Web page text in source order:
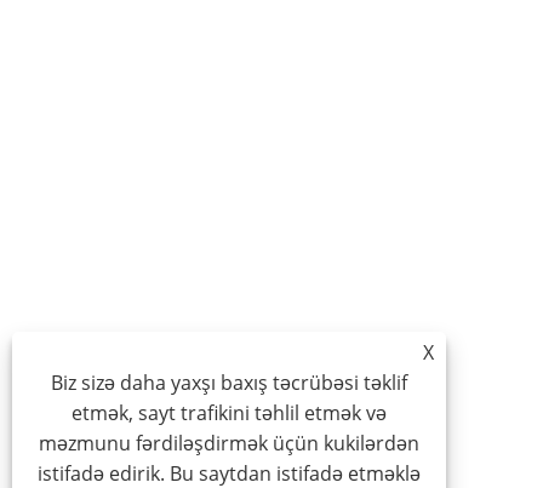
X
Biz sizə daha yaxşı baxış təcrübəsi təklif
etmək, sayt trafikini təhlil etmək və
məzmunu fərdiləşdirmək üçün kukilərdən
istifadə edirik. Bu saytdan istifadə etməklə